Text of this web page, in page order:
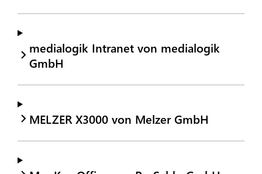
medialogik Intranet von medialogik
GmbH
MELZER X3000 von Melzer GmbH